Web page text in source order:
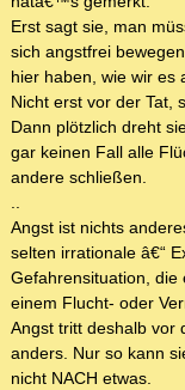
Erst sagt sie, man
sich angstfrei
hier haben, wie wir es
Nicht erst vor der Tat,
Dann plötzlich dreht
gar keinen Fall alle
andere schließen.
..
Angst ist nichts
selten irrationale â€“
Gefahrensituation,
einem Flucht- oder
Angst tritt deshalb vor
anders. Nur so kann
nicht NACH etwas.